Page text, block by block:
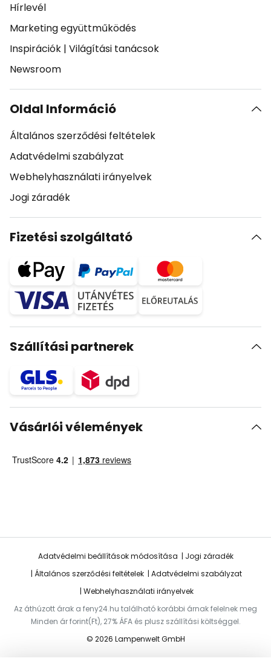
Hírlevél
Marketing együttműködés
Inspirációk | Világítási tanácsok
Newsroom
Oldal Információ
Általános szerződési feltételek
Adatvédelmi szabályzat
Webhelyhasználati irányelvek
Jogi záradék
Fizetési szolgáltató
Szállítási partnerek
Vásárlói vélemények
Adatvédelmi beállítások módosítása
Jogi záradék
Általános szerződési feltételek
Adatvédelmi szabályzat
Webhelyhasználati irányelvek
Az áthúzott árak a feny24.hu található korábbi árnak felelnek meg
Minden ár forint(Ft), 27% ÁFA és plusz szállítási költséggel.
© 2026 Lampenwelt GmbH